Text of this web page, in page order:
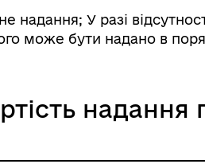
надання; У разі
може бути надано в
надання